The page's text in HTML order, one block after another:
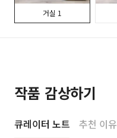
거실 1
작품 감상하기
큐레이터 노트 추천 이유